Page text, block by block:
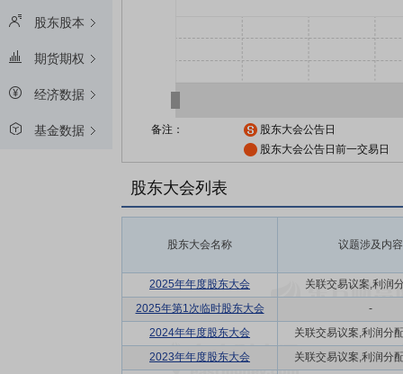
股东股本
期货期权
经济数据
基金数据 备注：
股东大会公告日
股东大会公告日前一交易日
股东大会列表
股东大会名称 议题涉及内容
2025年年度股东大会
关联交易议案,利润
2025年第1次临时股东大会
-
2024年年度股东大会
关联交易议案,利润分
2023年年度股东大会
关联交易议案,利润分